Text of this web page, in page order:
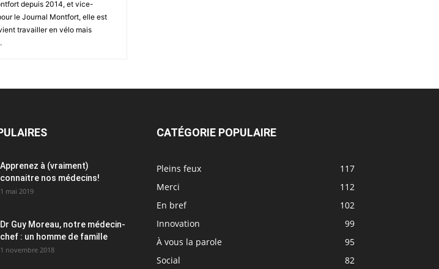
depuis 2014, et vice-
le Journal Montfort, elle est
travailler en vélo mais
Apprenez à (vraiment)
connaitre nos médecins!
1 mai 2019
Dr Guy Moreau, notre médecin-
chef : un homme de famille
1 novembre 2018
CATÉGORIE POPULAIRE
Pleins feux
117
Merci
112
En bref
102
Innovation
99
À vous la parole
95
Social
82